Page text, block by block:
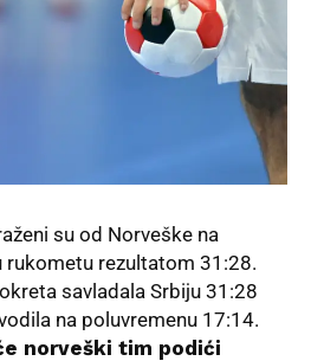
su od Norveške na
rukometu rezultatom 31:28.
savladala Srbiju 31:28
na poluvremenu 17:14.
norveški tim podići